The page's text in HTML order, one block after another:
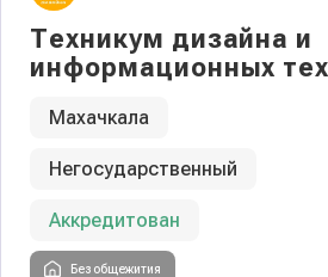
Техникум дизайна и
информационных
Махачкала
Негосударственный
Аккредитован
Без общежития